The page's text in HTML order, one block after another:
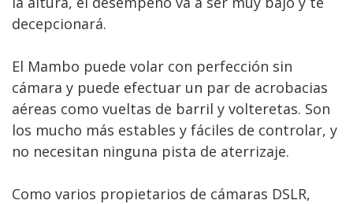
decepcionará.
El Mambo puede volar con perfección sin
cámara y puede efectuar un par de acrobacias
aéreas como vueltas de barril y volteretas. Son
los mucho más estables y fáciles de controlar, y
no necesitan ninguna pista de aterrizaje.
Como varios propietarios de cámaras DSLR,